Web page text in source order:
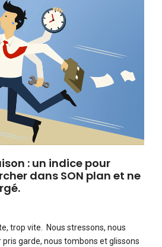
: un indice pour
dans SON plan et ne
trop vite. Nous stressons, nous
garde, nous tombons et glissons